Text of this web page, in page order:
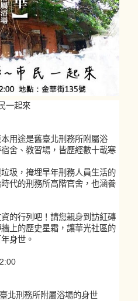
一起來
用途是舊臺北刑務所附屬浴
舍、教習場，皆歷經數十載寒
圾，掩埋早年刑務人員生活的
代的刑務所高階官舍，也涵養
的行列吧！請您親身到訪紅磚
上的歷史星霜，讓華光社區的
身世。
北刑務所附屬浴場的身世